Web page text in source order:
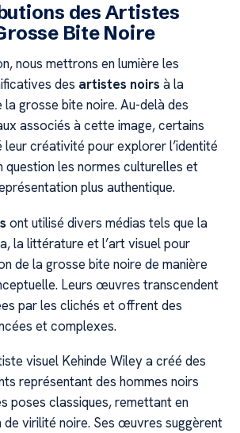
des Artistes
Bite Noire
nous mettrons en lumière les
des artistes noirs à la
grosse bite noire. Au-delà des
associés à cette image, certains
créativité pour explorer l’identité
question les normes culturelles et
plus authentique.
ont utilisé divers médias tels que la
la littérature et l’art visuel pour
de la grosse bite noire de manière
Leurs œuvres transcendent
par les clichés et offrent des
et complexes.
visuel Kehinde Wiley a créé des
représentant des hommes noirs
poses classiques, remettant en
de virilité noire. Ses œuvres suggèrent